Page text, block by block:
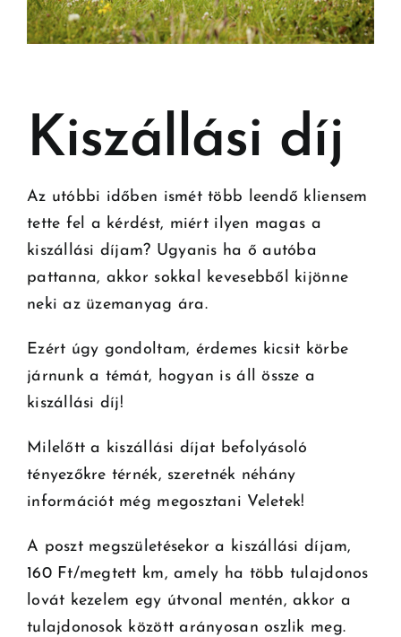
Kiszállási díj
Az utóbbi időben ismét több leendő kliensem
tette fel a kérdést, miért ilyen magas a
kiszállási díjam? Ugyanis ha ő autóba
pattanna, akkor sokkal kevesebből kijönne
neki az üzemanyag ára.
Ezért úgy gondoltam, érdemes kicsit körbe
járnunk a témát, hogyan is áll össze a
kiszállási díj!
Milelőtt a kiszállási díjat befolyásoló
tényezőkre térnék, szeretnék néhány
információt még megosztani Veletek!
A poszt megszületésekor a kiszállási díjam,
160 Ft/megtett km, amely ha több tulajdonos
lovát kezelem egy útvonal mentén, akkor a
tulajdonosok között arányosan oszlik meg.